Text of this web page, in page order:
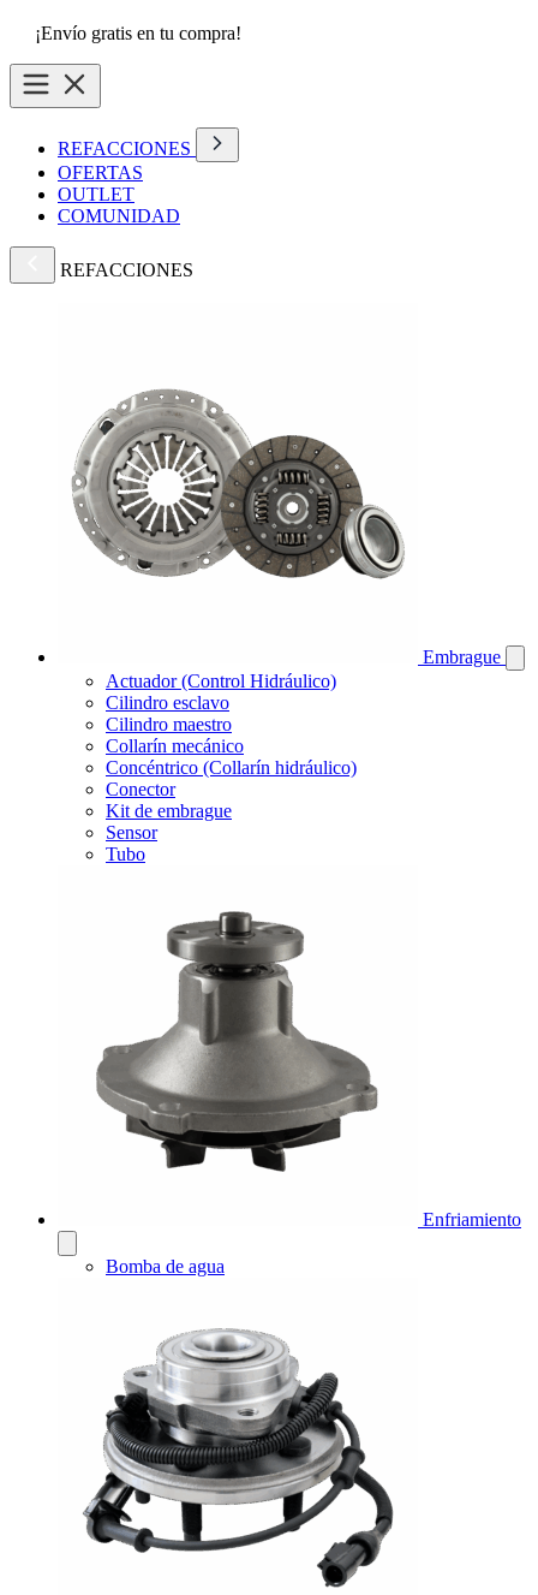
¡Envío gratis en tu compra!
REFACCIONES
OFERTAS
OUTLET
COMUNIDAD
REFACCIONES
Embrague
Actuador (Control Hidráulico)
Cilindro esclavo
Cilindro maestro
Collarín mecánico
Concéntrico (Collarín hidráulico)
Conector
Kit de embrague
Sensor
Tubo
Enfriamiento
Bomba de agua